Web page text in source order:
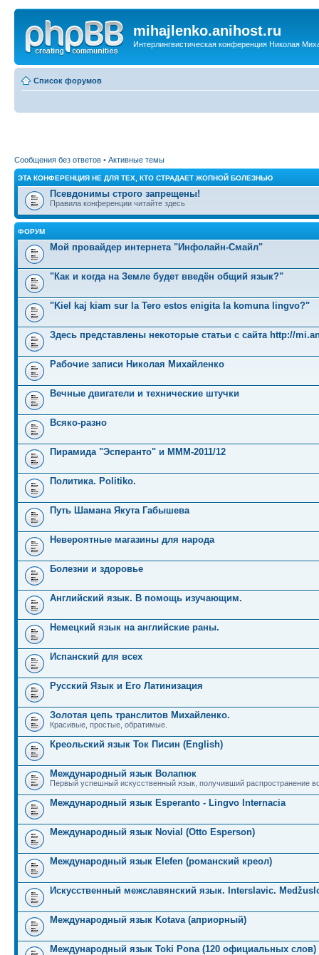
mihajlenko.anihost.ru
Интерлингвистическая конференция Николая
Список форумов
Сообщения без ответов • Активные темы
ЭТА КОНФЕРЕНЦИЯ НЕ ДЛЯ ТЕХ, КТО СТРАДАЕТ ЖОПНОЙ БОЛЕЗНЬЮ
Псевдонимы строго запрещены!
Правила конференции читайте здесь
ФОРУМ
Мой провайдер интернета "Инфолайн-Смайл"
"Как и когда на Земле будет введён общий язык?"
"Kiel kaj kiam sur la Tero estos enigita la komuna lingvo?"
Здесь представлены некоторые статьи с сайта http://
Рабочие записи Николая Михайленко
Вечные двигатели и технические штучки
Всяко-разно
Пирамида "Эсперанто" и MMM-2011/12
Политика. Politiko.
Путь Шамана Якута Габышева
Невероятные магазины для народа
Болезни и здоровье
Английский язык. В помощь изучающим.
Немецкий язык на английские раны.
Испанский для всех
Русский Язык и Его Латинизация
Золотая цепь транслитов Михайленко.
Красивые, простые, обратимые.
Креольский язык Ток Писин (English)
Международный язык Волапюк
Первый успешный искусственный язык, получивший распространение
Международный язык Esperanto - Lingvo Internacia
Международный язык Novial (Otto Esperson)
Международный язык Elefen (романский креол)
Искусственный межславянский язык. Interslavic.
Международный язык Kotava (априорный)
Международный язык Toki Pona (120 официальных слов)